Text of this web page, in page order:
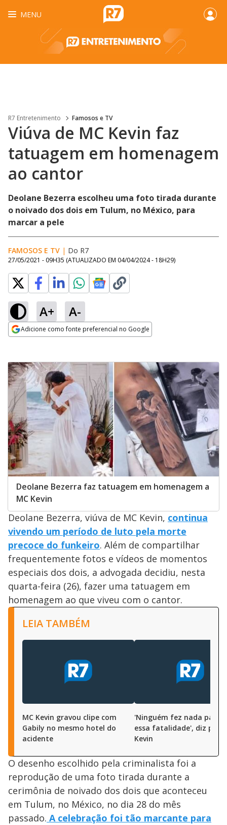
MENU
R7 Entretenimento Famosos e TV
Viúva de MC Kevin faz
tatuagem em homenagem
ao cantor
Deolane Bezerra escolheu uma foto tirada durante
o noivado dos dois em Tulum, no México, para
marcar a pele
FAMOSOS E TV | Do R7
27/05/2021 - 09H35 (ATUALIZADO EM 04/04/2024 - 18H29)
A+ A-
Adicione como fonte preferencial no Google
Deolane Bezerra faz tatuagem em homenagem a
MC Kevin
Deolane Bezerra, viúva de MC Kevin, continua
vivendo um período de luto pela morte
precoce do funkeiro. Além de compartilhar
frequentemente fotos e vídeos de momentos
especiais dos dois, a advogada decidiu, nesta
quarta-feira (26), fazer uma tatuagem em
homenagem ao que viveu com o cantor.
LEIA TAMBÉM
MC Kevin gravou clipe com
Gabily no mesmo hotel do
acidente
'Ninguém fez nada para
essa fatalidade', diz pai
Kevin
O desenho escolhido pela criminalista foi a
reprodução de uma foto tirada durante a
cerimônia de noivado dos dois que aconteceu
em Tulum, no México, no dia 28 do mês
passado. A celebração foi tão marcante para